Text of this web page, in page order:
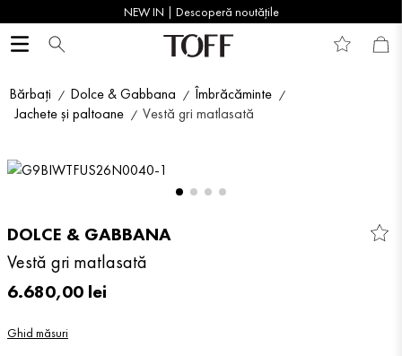
NEW IN | Descoperă noutățile
Bărbați Dolce & Gabbana
Îmbrăcăminte
Jachete și paltoane
Vestă gri matlasată
DOLCE & GABBANA
Vestă gri matlasată
6.680,00 lei
Ghid măsuri